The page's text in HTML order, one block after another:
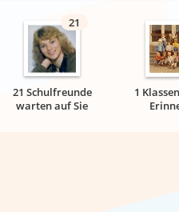
21
21 Schulfreunde
warten auf Sie
1